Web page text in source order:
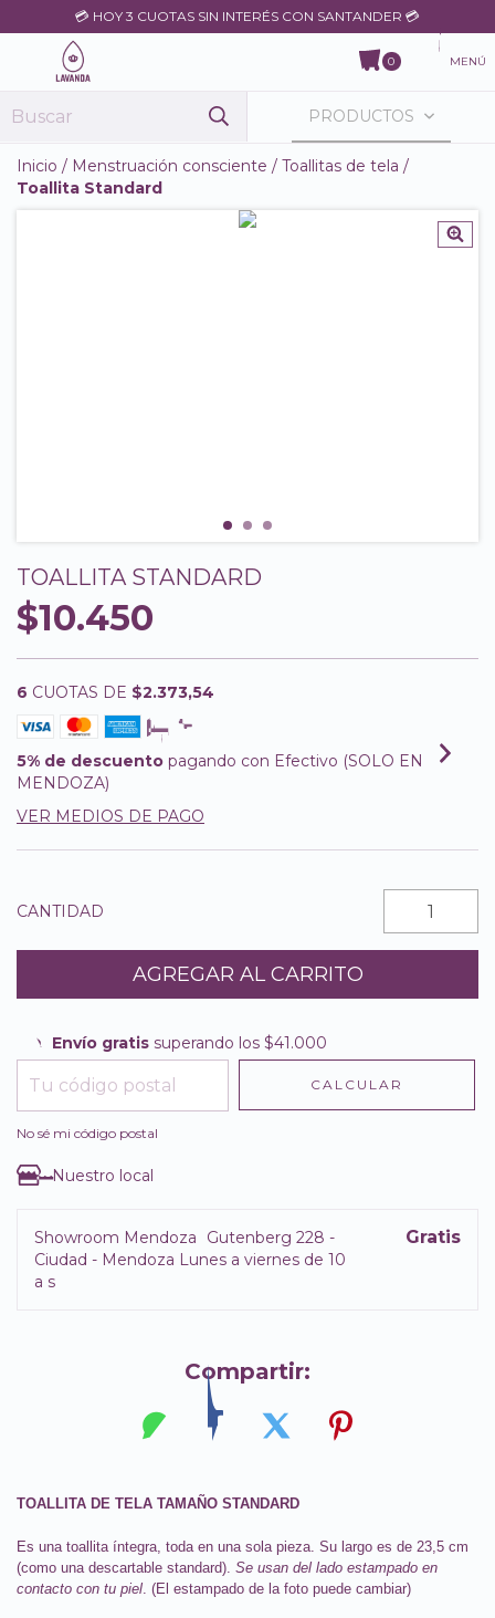
💳 HOY 3 CUOTAS SIN INTERÉS CON SANTANDER 💳
0 MENÚ
PRODUCTOS
Inicio / Menstruación consciente / Toallitas de tela /
Toallita Standard
TOALLITA STANDARD
$10.450
6 CUOTAS DE $2.373,54
5% de descuento pagando con Efectivo (SOLO EN
MENDOZA)
VER MEDIOS DE PAGO
CANTIDAD
Envío gratis $41.000
Entregas para el CP:
Envío gratis superando los$41.000
CALCULAR
No sé mi código postal
Nuestro local
Showroom Mendoza
Gutenberg 228 -
Ciudad - Mendoza Lunes a viernes de 10
a s
Gratis
Compartir:
TOALLITA DE TELA TAMAÑO STANDARD
Es una toallita íntegra, toda en una sola pieza. Su largo es de 23,5 cm
(como una descartable standard). Se usan del lado estampado en
contacto con tu piel . (El estampado de la foto puede cambiar)